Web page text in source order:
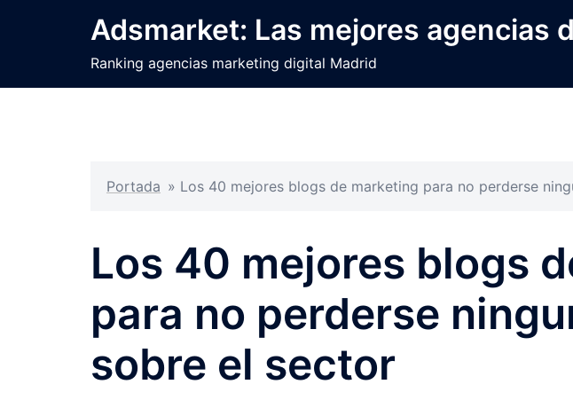
Adsmarket: Las mejores agencias
Ranking agencias marketing digital Madrid
Portada » Los 40 mejores blogs de marketing para no perderse
Los 40 mejores blogs
para no perderse
sobre el sector